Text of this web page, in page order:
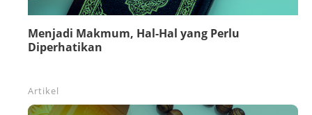
Menjadi Makmum, Hal-Hal yang Perlu
Diperhatikan
Artikel